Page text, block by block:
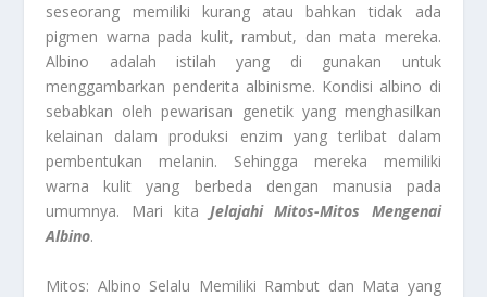
seseorang memiliki kurang atau bahkan tidak ada
pigmen warna pada kulit, rambut, dan mata mereka.
Albino adalah istilah yang di gunakan untuk
menggambarkan penderita albinisme. Kondisi albino di
sebabkan oleh pewarisan genetik yang menghasilkan
kelainan dalam produksi enzim yang terlibat dalam
pembentukan melanin. Sehingga mereka memiliki
warna kulit yang berbeda dengan manusia pada
umumnya. Mari kitaJelajahi Mitos-Mitos Mengenai
Albino.
Mitos: Albino Selalu Memiliki Rambut dan Mata yang